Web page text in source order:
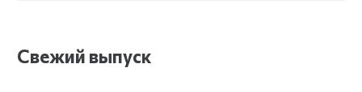
Свежий выпуск